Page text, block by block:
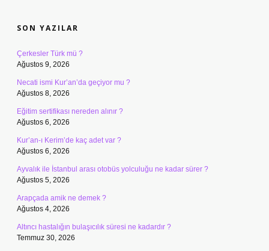
SON YAZILAR
Çerkesler Türk mü ?
Ağustos 9, 2026
Necati ismi Kur’an’da geçiyor mu ?
Ağustos 8, 2026
Eğitim sertifikası nereden alınır ?
Ağustos 6, 2026
Kur’an-ı Kerim’de kaç adet var ?
Ağustos 6, 2026
Ayvalık ile İstanbul arası otobüs yolculuğu ne kadar sürer ?
Ağustos 5, 2026
Arapçada amik ne demek ?
Ağustos 4, 2026
Altıncı hastalığın bulaşıcılık süresi ne kadardır ?
Temmuz 30, 2026